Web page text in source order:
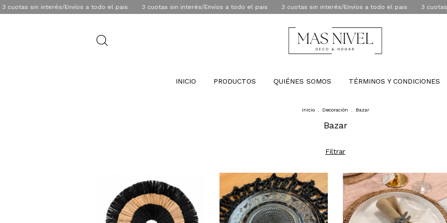
Envíos a todo el pais 3 cuotas sin interés/Envíos a todo el pais 3 cuotas sin interés/Envíos a todo el pais 3 cuotas sin interés/
INICIO PRODUCTOS QUIÉNES SOMOS TÉRMINOS Y CONDICIONES
Inicio Decoración Bazar
Bazar
Filtrar